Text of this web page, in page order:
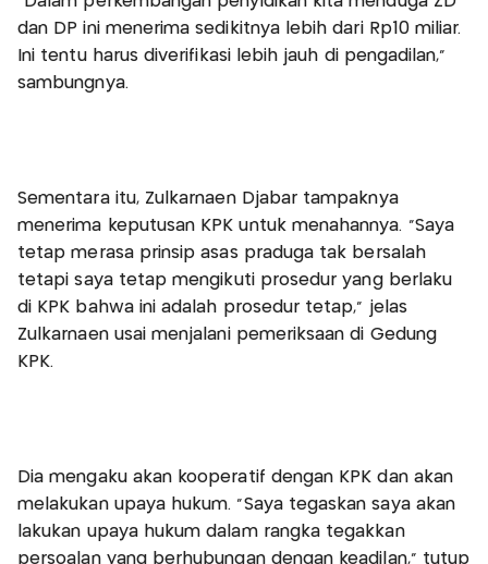
dan DP ini menerima sedikitnya lebih dari Rp10 miliar.
Ini tentu harus diverifikasi lebih jauh di pengadilan,"
sambungnya.
Sementara itu, Zulkarnaen Djabar tampaknya
menerima keputusan KPK untuk menahannya. "Saya
tetap merasa prinsip asas praduga tak bersalah
tetapi saya tetap mengikuti prosedur yang berlaku
di KPK bahwa ini adalah prosedur tetap," jelas
Zulkarnaen usai menjalani pemeriksaan di Gedung
KPK.
Dia mengaku akan kooperatif dengan KPK dan akan
melakukan upaya hukum. "Saya tegaskan saya akan
lakukan upaya hukum dalam rangka tegakkan
persoalan yang berhubungan dengan keadilan," tutup